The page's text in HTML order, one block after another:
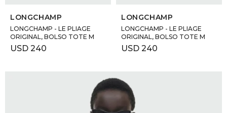
LONGCHAMP
LONGCHAMP - LE PLIAGE
ORIGINAL, BOLSO TOTE M
USD 240
LONGCHAMP
LONGCHAMP - LE PLIAGE
ORIGINAL, BOLSO TOTE M
USD 240